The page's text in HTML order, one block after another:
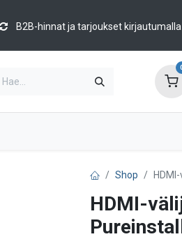
B2B-hinnat ja tarjoukset kirjautumalla
Shop
HDMI-